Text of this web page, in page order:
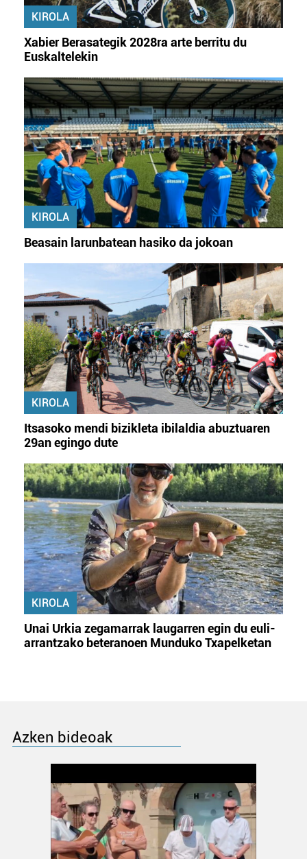
KIROLA
Xabier Berasategik 2028ra arte berritu du
Euskaltelekin
KIROLA
Beasain larunbatean hasiko da jokoan
KIROLA
Itsasoko mendi bizikleta ibilaldia abuztuaren
29an egingo dute
KIROLA
Unai Urkia zegamarrak laugarren egin du euli-
arrantzako beteranoen Munduko Txapelketan
Azken bideoak